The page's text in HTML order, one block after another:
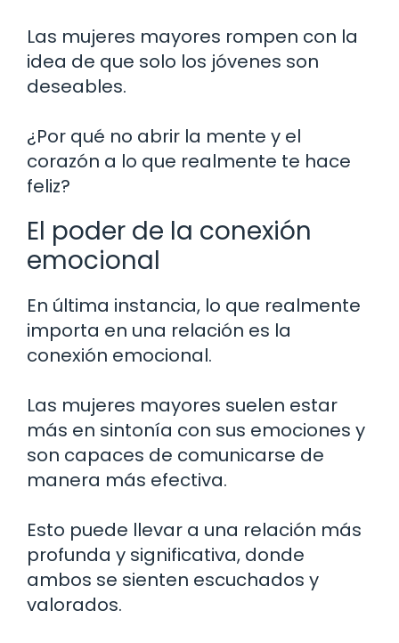
Las mujeres mayores rompen con la
idea de que solo los jóvenes son
deseables.
¿Por qué no abrir la mente y el
corazón a lo que realmente te hace
feliz?
El poder de la conexión
emocional
En última instancia, lo que realmente
importa en una relación es la
conexión emocional.
Las mujeres mayores suelen estar
más en sintonía con sus emociones y
son capaces de comunicarse de
manera más efectiva.
Esto puede llevar a una relación más
profunda y significativa, donde
ambos se sienten escuchados y
valorados.